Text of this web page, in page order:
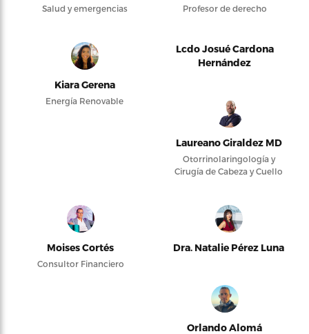
Salud y emergencias Profesor de derecho
Kiara Gerena
Energía Renovable
Lcdo Josué Cardona
Hernández
Laureano Giraldez MD
Otorrinolaringología y
Cirugía de Cabeza y Cuello
Moises Cortés
Consultor Financiero
Dra. Natalie Pérez Luna
Orlando Alomá